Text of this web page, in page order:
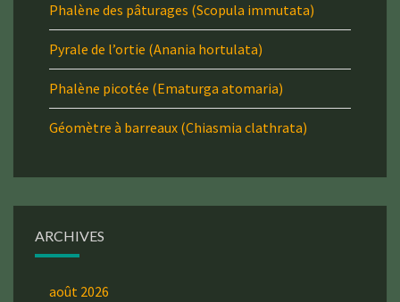
Phalène des pâturages (Scopula immutata)
Pyrale de l’ortie (Anania hortulata)
Phalène picotée (Ematurga atomaria)
Géomètre à barreaux (Chiasmia clathrata)
ARCHIVES
août 2026